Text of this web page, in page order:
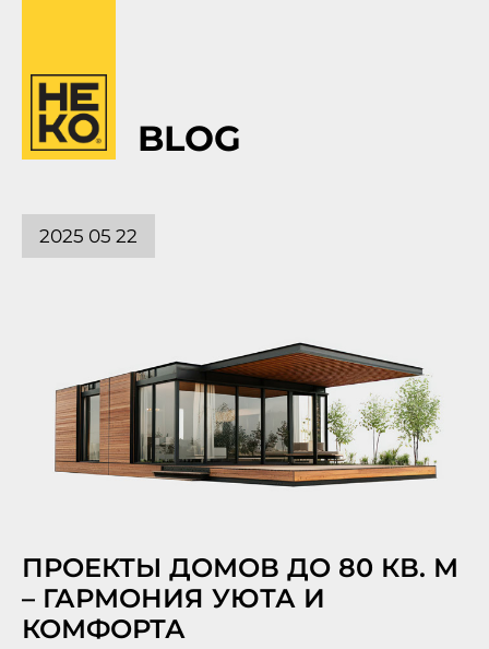
BLOG
2025 05 22
ПРОЕКТЫ ДОМОВ ДО 80 КВ. М
– ГАРМОНИЯ УЮТА И
КОМФОРТА